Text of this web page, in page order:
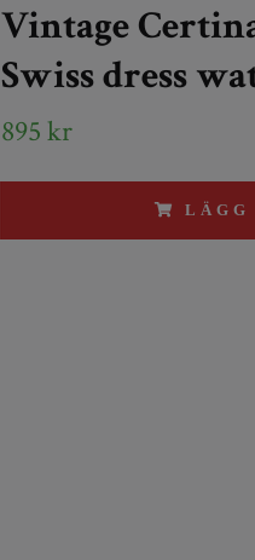
Vintage
Swiss dress
895 kr
LÄGG